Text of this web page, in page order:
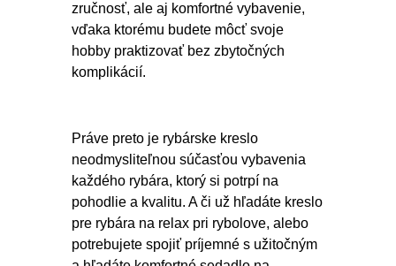
zručnosť, ale aj komfortné vybavenie,
vďaka ktorému budete môcť svoje
hobby praktizovať bez zbytočných
komplikácií.
Práve preto je rybárske kreslo
neodmysliteľnou súčasťou vybavenia
každého rybára, ktorý si potrpí na
pohodlie a kvalitu. A či už hľadáte kreslo
pre rybára na relax pri rybolove, alebo
potrebujete spojiť príjemné s užitočným